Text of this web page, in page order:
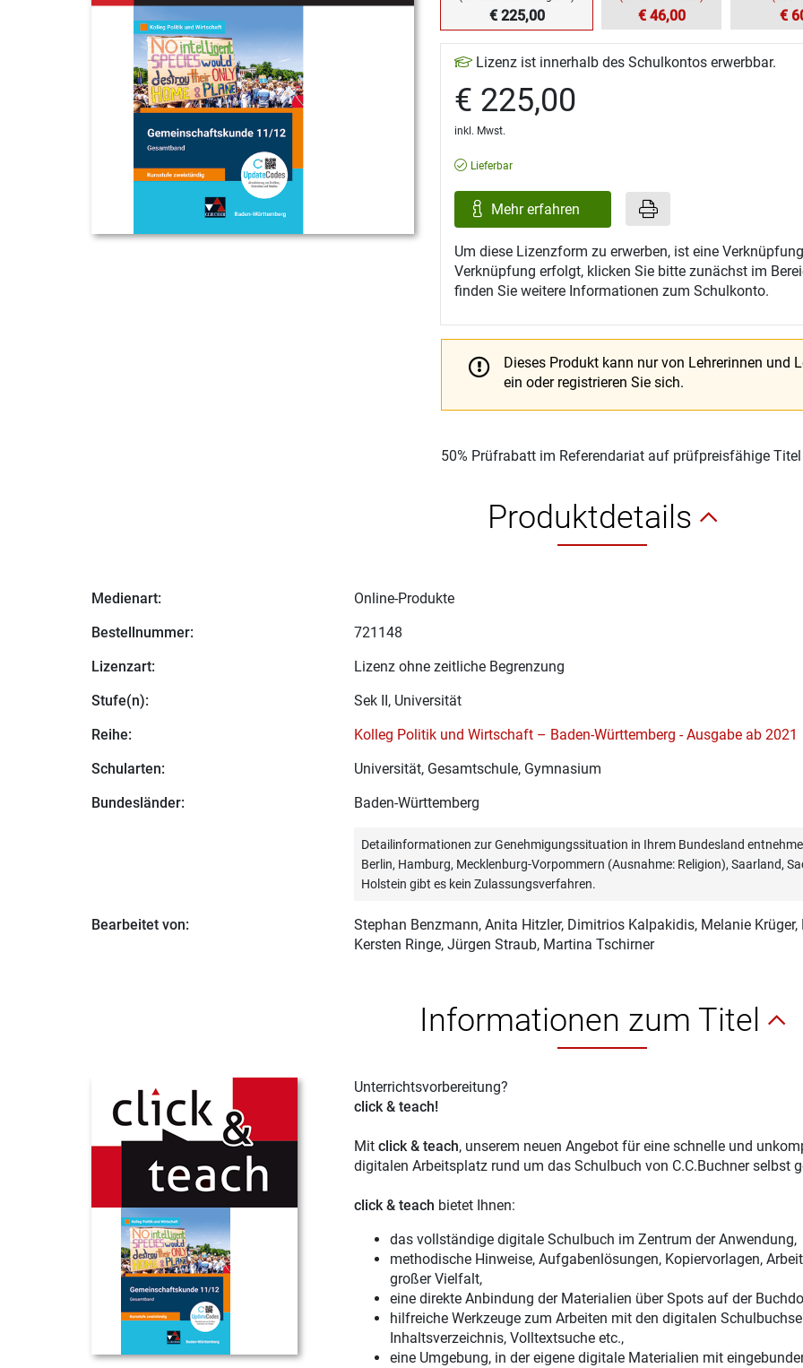
€ 225,00 € 46,00 €
Lizenz ist innerhalb des Schulkontos erwerbbar.
€ 225,00
inkl. Mwst.
Lieferbar
Mehr erfahren
Um diese Lizenzform zu erwerben, ist eine
Verknüpfung erfolgt, klicken Sie bitte zunächst im
finden Sie weitere Informationen zum Schulkonto.
Dieses Produkt kann nur von Lehrerinnen und
ein oder registrieren Sie sich.
50% Prüfrabatt im Referendariat auf prüfpreisfähige
Produktdetails
Medienart:
Online-Produkte
Bestellnummer:
721148
Lizenzart:
Lizenz ohne zeitliche Begrenzung
Stufe(n):
Sek II, Universität
Reihe:
Kolleg Politik und Wirtschaft – Baden-Württemberg - Ausgabe ab 2021
Schularten:
Universität, Gesamtschule, Gymnasium
Bundesländer:
Baden-Württemberg
Detailinformationen zur Genehmigungssituation in Ihrem Bundesland
Berlin, Hamburg, Mecklenburg-Vorpommern (Ausnahme: Religion), Saarland,
Holstein gibt es kein Zulassungsverfahren.
Bearbeitet von: Stephan Benzmann, Anita Hitzler, Dimitrios Kalpakidis, Melanie
Kersten Ringe, Jürgen Straub, Martina Tschirner
Informationen zum Titel
Unterrichtsvorbereitung?
click & teach!
Mit click & teach, unserem neuen Angebot für eine schnelle und
digitalen Arbeitsplatz rund um das Schulbuch von C.C.Buchner selbst
click & teach bietet Ihnen:
das vollständige digitale Schulbuch im Zentrum der Anwendung,
methodische Hinweise, Aufgabenlösungen, Kopiervorlagen,
großer Vielfalt,
eine direkte Anbindung der Materialien über Spots auf der
hilfreiche Werkzeuge zum Arbeiten mit den digitalen
Inhaltsverzeichnis, Volltextsuche etc.,
eine Umgebung, in der eigene digitale Materialien mit